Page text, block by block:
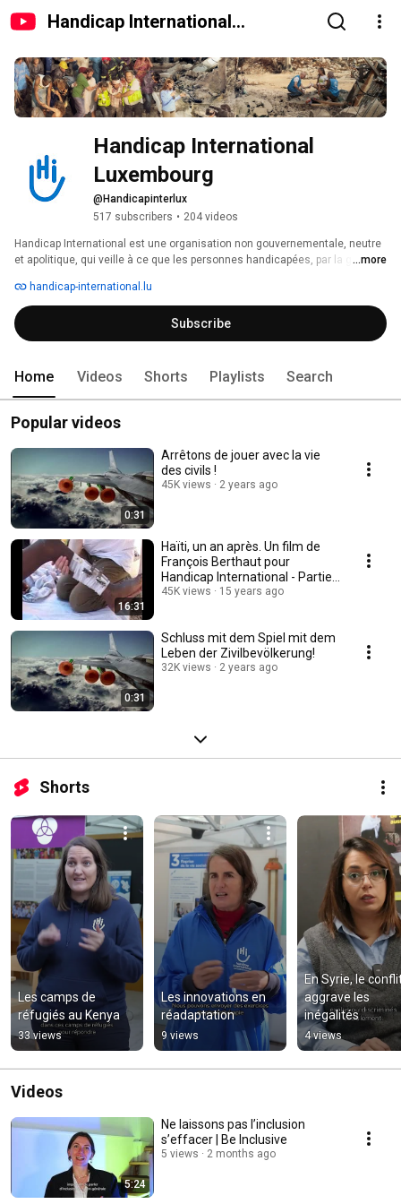
Handicap International
Handicap International
Luxembourg
@Handicapinterlux
517 subscribers • 204 videos
Handicap International est une organisation non gouvernementale, neutre
et apolitique, qui veille à ce que les personnes handicapées, par la guerre,
Paix en 1997, le mouvement a été créé en 1982. La section
luxembourgeoise existe depuis 1997.
...more
handicap-international.lu
Subscribe
Home Videos Shorts Playlists Search
Popular videos
0:31
Arrêtons de jouer avec la vie
des civils !
45K views 2 years ago
16:31
Haïti, un an après. Un film de
François Berthaut pour
Handicap International - Partie
1
45K views 15 years ago
0:31
Schluss mit dem Spiel mit dem
Leben der Zivilbevölkerung!
32K views 2 years ago
Shorts
Les camps de
réfugiés au Kenya
33 views
Les innovations en
réadaptation
9 views
En Syrie, le
aggrave les
inégalités
4 views
Videos
5:24
Ne laissons pas l’inclusion
s’effacer | Be Inclusive
5 views 2 months ago